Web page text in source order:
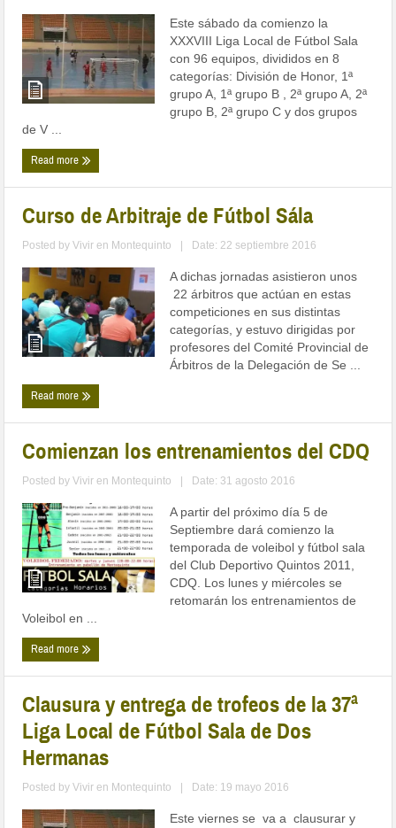
Este sábado da comienzo la
XXXVIII Liga Local de Fútbol Sala
con 96 equipos, divididos en 8
categorías: División de Honor, 1ª
grupo A, 1ª grupo B , 2ª grupo A, 2ª
grupo B, 2ª grupo C y dos grupos
de V ...
Read more
Curso de Arbitraje de Fútbol Sála
Posted byVivir en Montequinto Date: 22 septiembre 2016
A dichas jornadas asistieron unos
22 árbitros que actúan en estas
competiciones en sus distintas
categorías, y estuvo dirigidas por
profesores del Comité Provincial de
Árbitros de la Delegación de Se ...
Read more
Comienzan los entrenamientos del CDQ
Posted byVivir en Montequinto Date: 31 agosto 2016
A partir del próximo día 5 de
Septiembre dará comienzo la
temporada de voleibol y fútbol sala
del Club Deportivo Quintos 2011,
CDQ. Los lunes y miércoles se
retomarán los entrenamientos de
Voleibol en ...
Read more
Clausura y entrega de trofeos de la 37ª
Liga Local de Fútbol Sala de Dos
Hermanas
Posted byVivir en Montequinto Date: 19 mayo 2016
Este viernes se va a clausurar y